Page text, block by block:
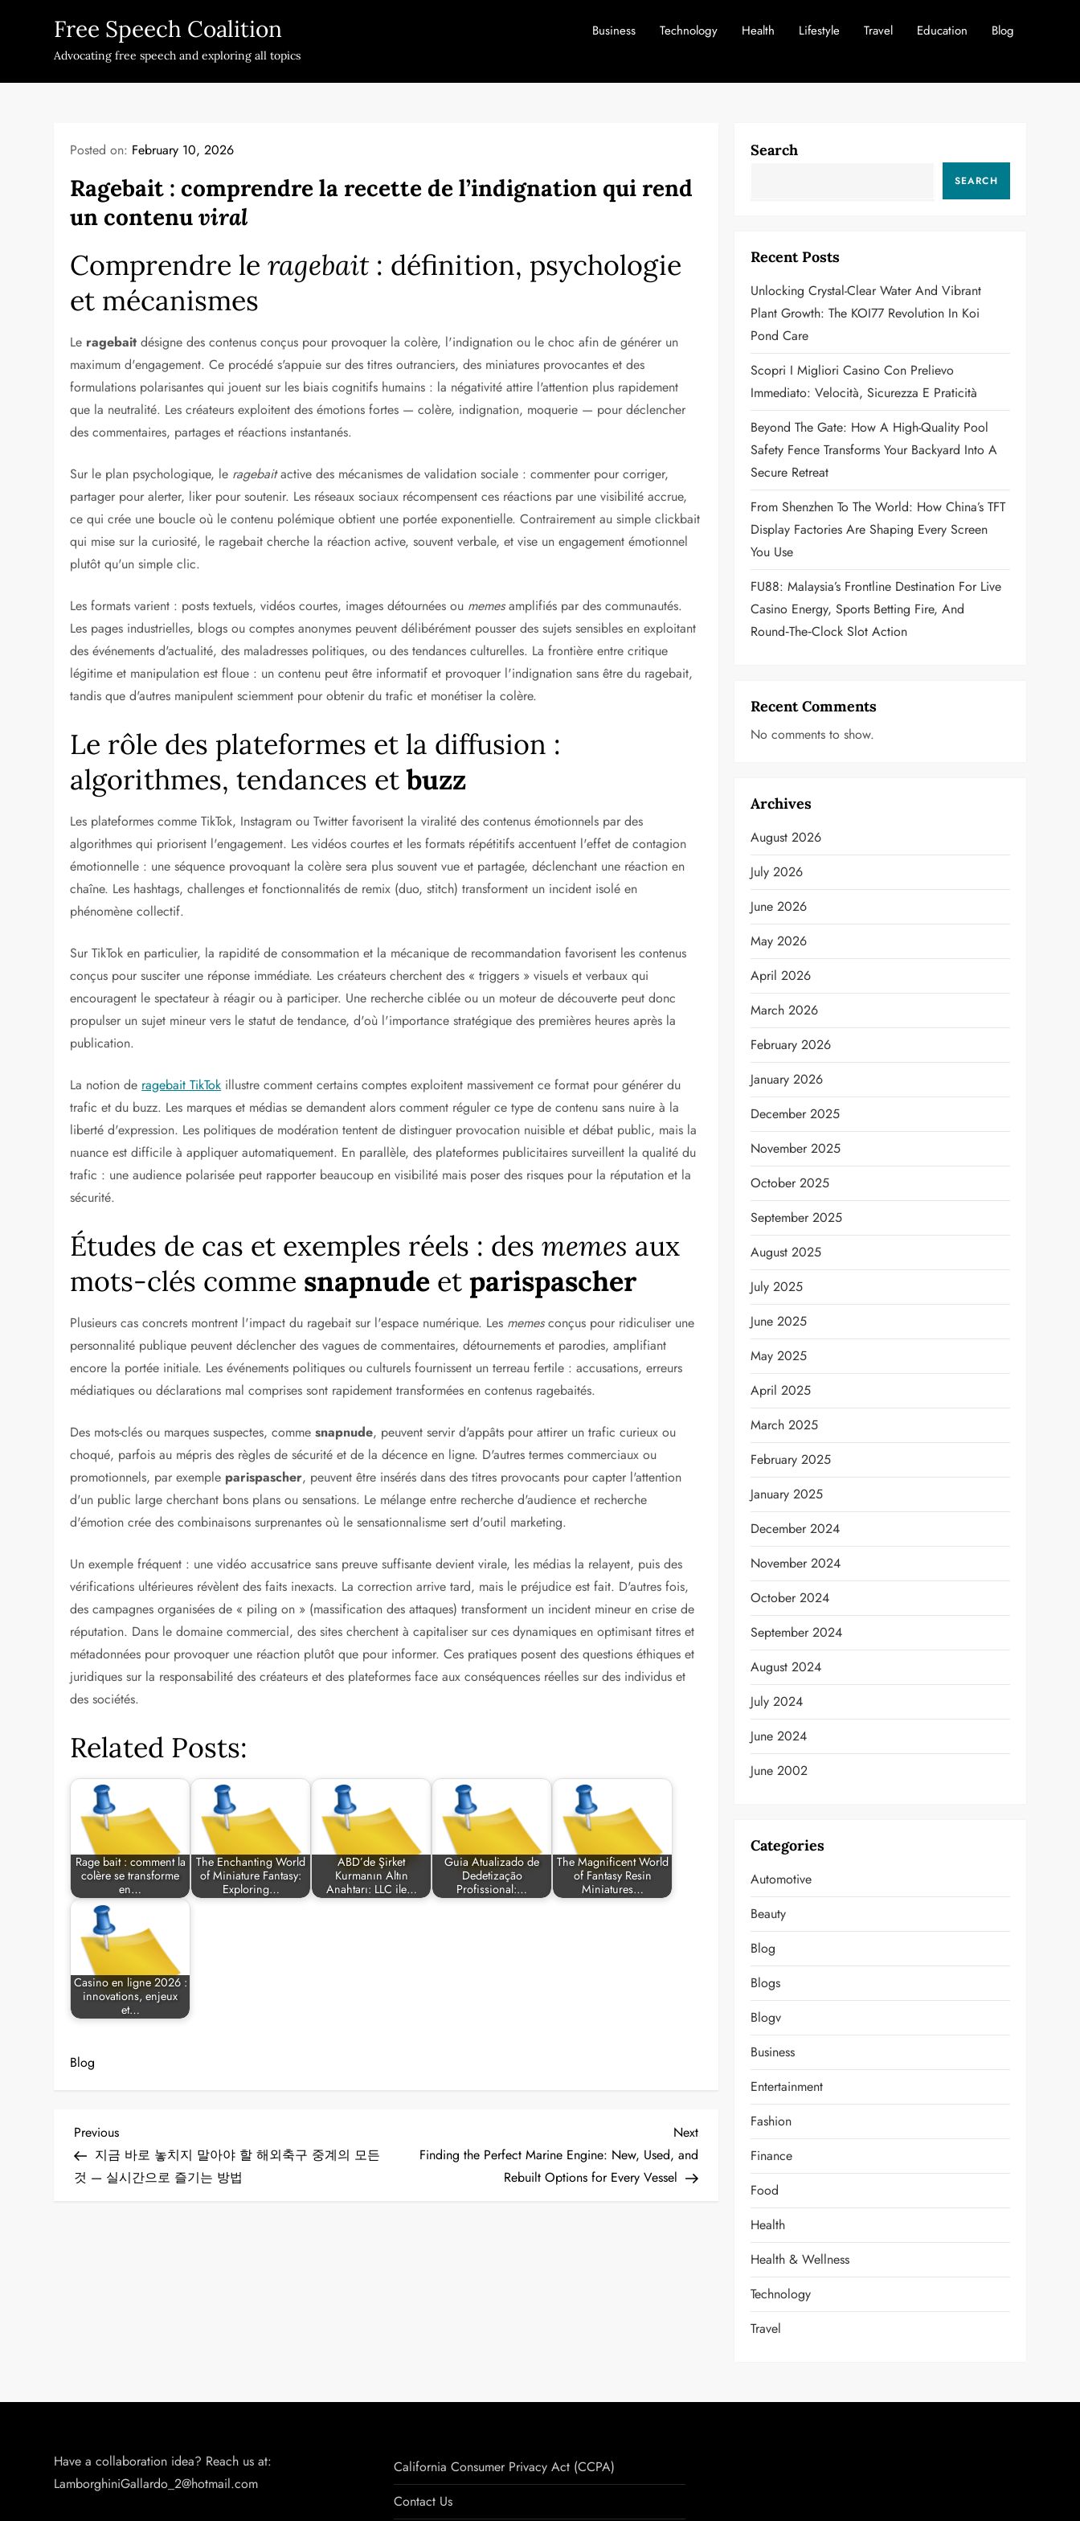
Free Speech Coalition
Advocating free speech and exploring all topics
Business Technology Health Lifestyle Travel Education Blog
Posted on: February 10, 2026
Ragebait : comprendre la recette de l’indignation qui rend
un contenuviral
Comprendre leragebait: définition, psychologie
et mécanismes
Le ragebait désigne des contenus conçus pour provoquer la colère, l'indignation ou le choc afin de générer un
maximum d'engagement. Ce procédé s'appuie sur des titres outranciers, des miniatures provocantes et des
formulations polarisantes qui jouent sur les biais cognitifs humains : la négativité attire l'attention plus rapidement
que la neutralité. Les créateurs exploitent des émotions fortes — colère, indignation, moquerie — pour déclencher
des commentaires, partages et réactions instantanés.
Sur le plan psychologique, le ragebaitactive des mécanismes de validation sociale : commenter pour corriger,
partager pour alerter, liker pour soutenir. Les réseaux sociaux récompensent ces réactions par une visibilité accrue,
ce qui crée une boucle où le contenu polémique obtient une portée exponentielle. Contrairement au simple clickbait
qui mise sur la curiosité, le ragebait cherche la réaction active, souvent verbale, et vise un engagement émotionnel
plutôt qu'un simple clic.
Les formats varient : posts textuels, vidéos courtes, images détournées ou memesamplifiés par des communautés.
Les pages industrielles, blogs ou comptes anonymes peuvent délibérément pousser des sujets sensibles en exploitant
des événements d'actualité, des maladresses politiques, ou des tendances culturelles. La frontière entre critique
légitime et manipulation est floue : un contenu peut être informatif et provoquer l'indignation sans être du ragebait,
tandis que d'autres manipulent sciemment pour obtenir du trafic et monétiser la colère.
Le rôle des plateformes et la diffusion :
algorithmes, tendances etbuzz
Les plateformes comme TikTok, Instagram ou Twitter favorisent la viralité des contenus émotionnels par des
algorithmes qui priorisent l'engagement. Les vidéos courtes et les formats répétitifs accentuent l'effet de contagion
émotionnelle : une séquence provoquant la colère sera plus souvent vue et partagée, déclenchant une réaction en
chaîne. Les hashtags, challenges et fonctionnalités de remix (duo, stitch) transforment un incident isolé en
phénomène collectif.
Sur TikTok en particulier, la rapidité de consommation et la mécanique de recommandation favorisent les contenus
conçus pour susciter une réponse immédiate. Les créateurs cherchent des « triggers » visuels et verbaux qui
encouragent le spectateur à réagir ou à participer. Une recherche ciblée ou un moteur de découverte peut donc
propulser un sujet mineur vers le statut de tendance, d'où l'importance stratégique des premières heures après la
publication.
La notion de ragebait TikTok illustre comment certains comptes exploitent massivement ce format pour générer du
trafic et du buzz. Les marques et médias se demandent alors comment réguler ce type de contenu sans nuire à la
liberté d'expression. Les politiques de modération tentent de distinguer provocation nuisible et débat public, mais la
nuance est difficile à appliquer automatiquement. En parallèle, des plateformes publicitaires surveillent la qualité du
trafic : une audience polarisée peut rapporter beaucoup en visibilité mais poser des risques pour la réputation et la
sécurité.
Études de cas et exemples réels : desmemes aux
mots-clés comme snapnude etparispascher
Plusieurs cas concrets montrent l'impact du ragebait sur l'espace numérique. Les memesconçus pour ridiculiser une
personnalité publique peuvent déclencher des vagues de commentaires, détournements et parodies, amplifiant
encore la portée initiale. Les événements politiques ou culturels fournissent un terreau fertile : accusations, erreurs
médiatiques ou déclarations mal comprises sont rapidement transformées en contenus ragebaités.
Des mots-clés ou marques suspectes, commesnapnude, peuvent servir d'appâts pour attirer un trafic curieux ou
choqué, parfois au mépris des règles de sécurité et de la décence en ligne. D'autres termes commerciaux ou
promotionnels, par exemple parispascher, peuvent être insérés dans des titres provocants pour capter l'attention
d'un public large cherchant bons plans ou sensations. Le mélange entre recherche d'audience et recherche
d'émotion crée des combinaisons surprenantes où le sensationnalisme sert d'outil marketing.
Un exemple fréquent : une vidéo accusatrice sans preuve suffisante devient virale, les médias la relayent, puis des
vérifications ultérieures révèlent des faits inexacts. La correction arrive tard, mais le préjudice est fait. D'autres fois,
des campagnes organisées de « piling on » (massification des attaques) transforment un incident mineur en crise de
réputation. Dans le domaine commercial, des sites cherchent à capitaliser sur ces dynamiques en optimisant titres et
métadonnées pour provoquer une réaction plutôt que pour informer. Ces pratiques posent des questions éthiques et
juridiques sur la responsabilité des créateurs et des plateformes face aux conséquences réelles sur des individus et
des sociétés.
Related Posts:
Rage bait : comment la
colère se transforme
en…
The Enchanting World
of Miniature Fantasy:
Exploring…
ABD’de Şirket
Kurmanın Altın
Anahtarı: LLC ile…
Guia Atualizado de
Dedetização
Profissional:…
The Magnificent World
of Fantasy Resin
Miniatures…
Casino en ligne 2026 :
innovations, enjeux
et…
Blog
P
o
a
t
Previous
Post
Previous
지금 바로 놓치지 말아야 할 해외축구 중계의 모든
것 — 실시간으로 즐기는 방법
Next
Post
Next
Finding the Perfect Marine Engine: New, Used, and
Rebuilt Options for Every Vessel
Search
SEARCH
Recent Posts
Unlocking Crystal-Clear Water And Vibrant
Plant Growth: The KOI77 Revolution In Koi
Pond Care
Scopri I Migliori Casino Con Prelievo
Immediato: Velocità, Sicurezza E Praticità
Beyond The Gate: How A High-Quality Pool
Safety Fence Transforms Your Backyard Into A
Secure Retreat
From Shenzhen To The World: How China’s TFT
Display Factories Are Shaping Every Screen
You Use
FU88: Malaysia’s Frontline Destination For Live
Casino Energy, Sports Betting Fire, And
Round‑the‑Clock Slot Action
Recent Comments
No comments to show.
Archives
August 2026
July 2026
June 2026
May 2026
April 2026
March 2026
February 2026
January 2026
December 2025
November 2025
October 2025
September 2025
August 2025
July 2025
June 2025
May 2025
April 2025
March 2025
February 2025
January 2025
December 2024
November 2024
October 2024
September 2024
August 2024
July 2024
June 2024
June 2002
Categories
Automotive
Beauty
Blog
Blogs
Blogv
Business
Entertainment
Fashion
Finance
Food
Health
Health & Wellness
Technology
Travel
Have a collaboration idea? Reach us at:
LamborghiniGallardo_2@hotmail.com
California Consumer Privacy Act (CCPA)
Contact Us